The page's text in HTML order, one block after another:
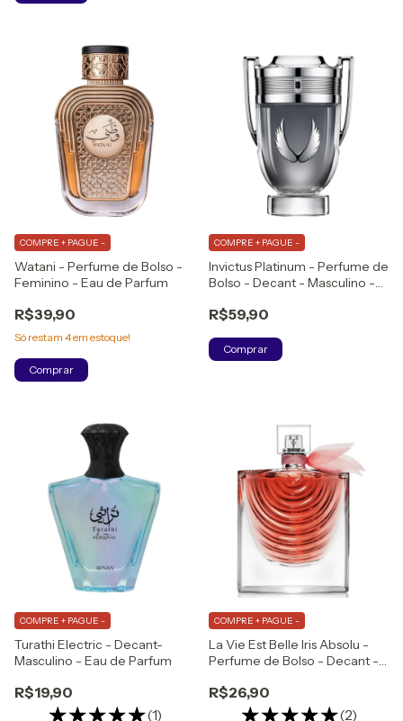
Watani - Perfume de Bolso -
Feminino - Eau de Parfum
R$39,90
COMPRE + PAGUE -
Só restam 4em estoque!
Comprar
Invictus Platinum - Perfume de
Bolso - Decant - Masculino -
R$59,90
COMPRE + PAGUE -
Comprar
Turathi Electric - Decant-
Masculino - Eau de Parfum
R$19,90
(1)
COMPRE + PAGUE -
La Vie Est Belle Iris Absolu -
Perfume de Bolso - Decant -
R$26,90
(2)
COMPRE + PAGUE -